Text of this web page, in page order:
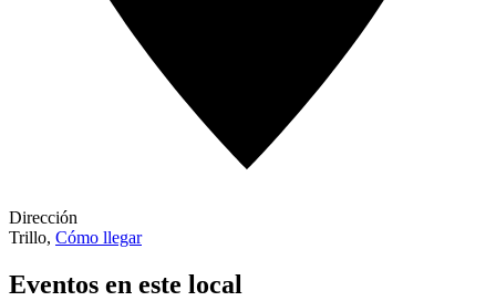
Dirección
Trillo, Cómo llegar
Eventos en este local